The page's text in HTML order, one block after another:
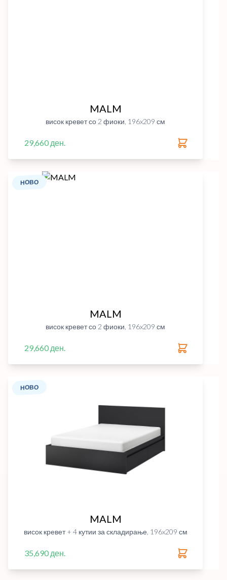
MALM
висок кревет со 2 фиоки, 196x209 см
29,660 ден.
НОВО
MALM
висок кревет со 2 фиоки, 196x209 см
29,660 ден.
НОВО
MALM
висок кревет + 4 кутии за складирање, 196x209 см
35,690 ден.